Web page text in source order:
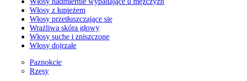
Włosy z łupieżem
Włosy przetłuszczające się
Wrażliwa skóra głowy
Włosy suche i zniszczone
Włosy dojrzałe
Paznokcie
Rzęsy